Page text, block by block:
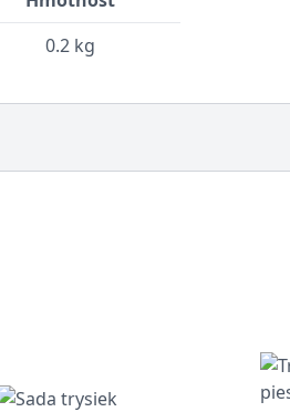
0.2 kg